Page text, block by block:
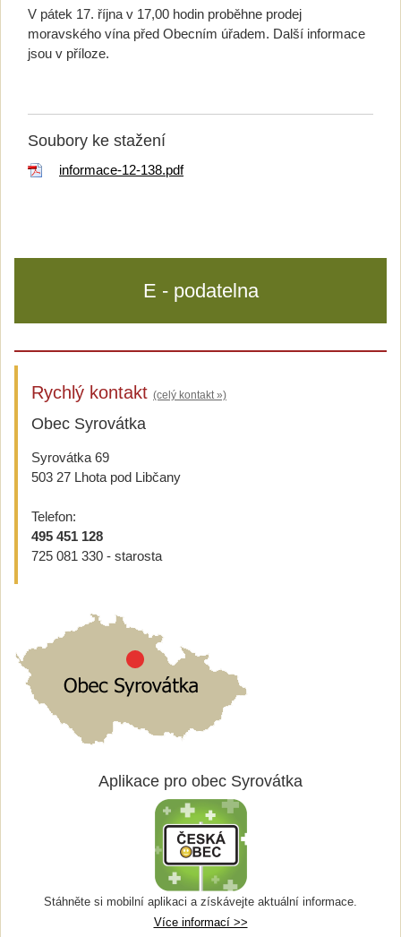
V pátek 17. října v 17,00 hodin proběhne prodej
moravského vína před Obecním úřadem. Další informace
jsou v příloze.
Soubory ke stažení
informace-12-138.pdf
E - podatelna
Rychlý kontakt (celý kontakt »)
Obec Syrovátka
Syrovátka 69
503 27 Lhota pod Libčany
Telefon:
495 451 128
725 081 330 - starosta
Aplikace pro obec Syrovátka
Stáhněte si mobilní aplikaci a získávejte aktuální informace.
Více informací >>